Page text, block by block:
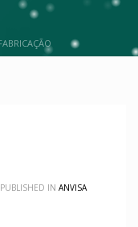
PUBLISHED IN ANVISA